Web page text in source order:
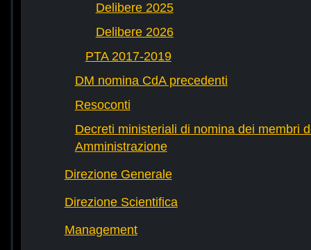
Delibere 2025
Delibere 2026
PTA 2017-2019
DM nomina CdA precedenti
Resoconti
Decreti ministeriali di nomina dei membri
Amministrazione
Direzione Generale
Direzione Scientifica
Management